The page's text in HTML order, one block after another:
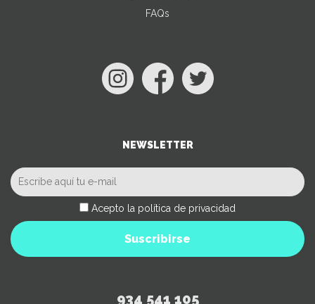
FAQs
NEWSLETTER
Acepto la política de privacidad
Suscribirse
934 541 105